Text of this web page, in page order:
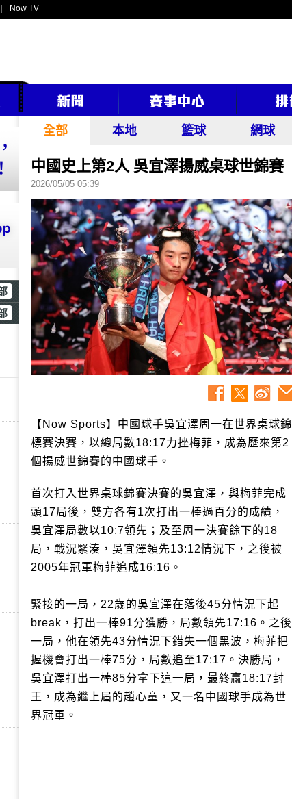
Now TV
全部 本地 籃球 網球
中國史上第2人 吳宜澤揚威桌球世錦賽
2026/05/05 05:39
【Now Sports】中國球手吳宜澤周一在世界桌球錦
標賽決賽，以總局數18:17力挫梅菲，成為歷來第2
個揚威世錦賽的中國球手。
首次打入世界桌球錦賽決賽的吳宜澤，與梅菲完成
頭17局後，雙方各有1次打出一棒過百分的成績，
吳宜澤局數以10:7領先；及至周一決賽餘下的18
局，戰況緊湊，吳宜澤領先13:12情況下，之後被
2005年冠軍梅菲追成16:16。
緊接的一局，22歲的吳宜澤在落後45分情況下起
break，打出一棒91分獲勝，局數領先17:16。之後
一局，他在領先43分情況下錯失一個黑波，梅菲把
握機會打出一棒75分，局數追至17:17。決勝局，
吳宜澤打出一棒85分拿下這一局，最終贏18:17封
王，成為繼上屆的趙心童，又一名中國球手成為世
界冠軍。